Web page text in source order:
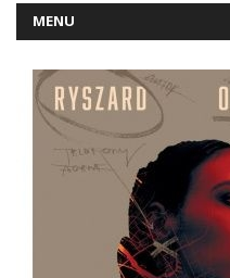
MENU
NOWOŚCI
PATRONATY
RECENZJE